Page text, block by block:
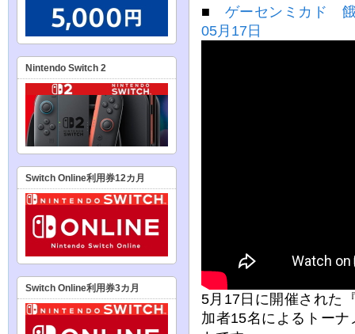
■ ゲーセンミカド
05月17日
5月17日に開催された
加者15名によるトー
Nintendo Switch 2
Switch Online利用券12カ月
Switch Online利用券3カ月